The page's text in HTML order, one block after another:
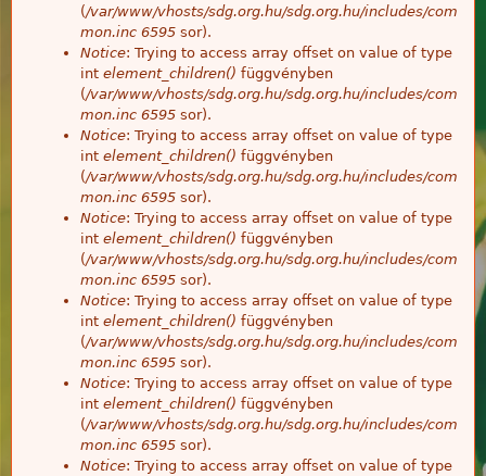
(/var/www/vhosts/sdg.org.hu/sdg.org.hu/includes/com
mon.inc 6595 sor).
Notice: Trying to access array offset on value of type
int element_children() függvényben
(/var/www/vhosts/sdg.org.hu/sdg.org.hu/includes/com
mon.inc 6595 sor).
Notice: Trying to access array offset on value of type
int element_children() függvényben
(/var/www/vhosts/sdg.org.hu/sdg.org.hu/includes/com
mon.inc 6595 sor).
Notice: Trying to access array offset on value of type
int element_children() függvényben
(/var/www/vhosts/sdg.org.hu/sdg.org.hu/includes/com
mon.inc 6595 sor).
Notice: Trying to access array offset on value of type
int element_children() függvényben
(/var/www/vhosts/sdg.org.hu/sdg.org.hu/includes/com
mon.inc 6595 sor).
Notice: Trying to access array offset on value of type
int element_children() függvényben
(/var/www/vhosts/sdg.org.hu/sdg.org.hu/includes/com
mon.inc 6595 sor).
Notice: Trying to access array offset on value of type